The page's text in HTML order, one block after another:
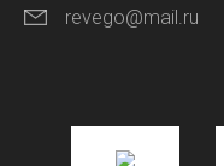
revego@mail.ru